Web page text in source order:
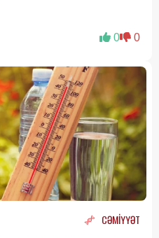
0 0
CƏMİYYƏT